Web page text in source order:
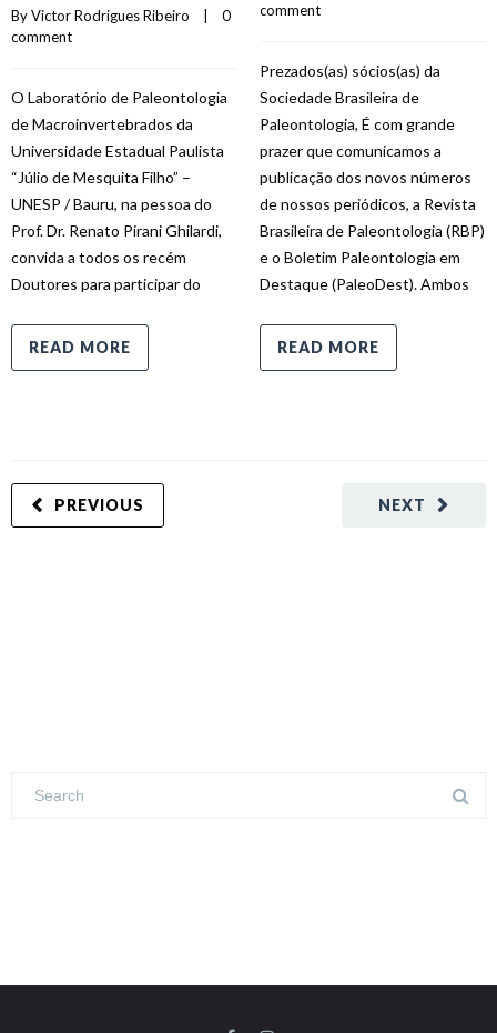
By Victor Rodrigues Ribeiro
0
comment
O Laboratório de Paleontologia
de Macroinvertebrados da
Universidade Estadual Paulista
“Júlio de Mesquita Filho” –
UNESP / Bauru, na pessoa do
Prof. Dr. Renato Pirani Ghilardi,
convida a todos os recém
Doutores para participar do
READ MORE
comment
Prezados(as) sócios(as) da
Sociedade Brasileira de
Paleontologia, É com grande
prazer que comunicamos a
publicação dos novos números
de nossos periódicos, a Revista
Brasileira de Paleontologia (RBP)
e o Boletim Paleontologia em
Destaque (PaleoDest). Ambos
READ MORE
NEXT
PREVIOUS